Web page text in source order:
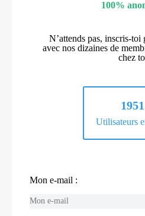
100%
N’attends pas, inscris-toi
avec nos dizaines de
chez
1951
Utilisateurs
Mon e-mail :